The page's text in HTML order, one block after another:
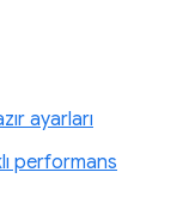
ayarları
performans